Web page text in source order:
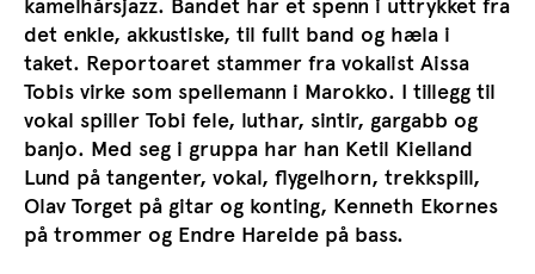
kamelhårsjazz. Bandet har et spenn i uttrykket fra
det enkle, akkustiske, til fullt band og hæla i
taket. Reportoaret stammer fra vokalist Aissa
Tobis virke som spellemann i Marokko. I tillegg til
vokal spiller Tobi fele, luthar, sintir, gargabb og
banjo. Med seg i gruppa har han Ketil Kielland
Lund på tangenter, vokal, flygelhorn, trekkspill,
Olav Torget på gitar og konting, Kenneth Ekornes
på trommer og Endre Hareide på bass.